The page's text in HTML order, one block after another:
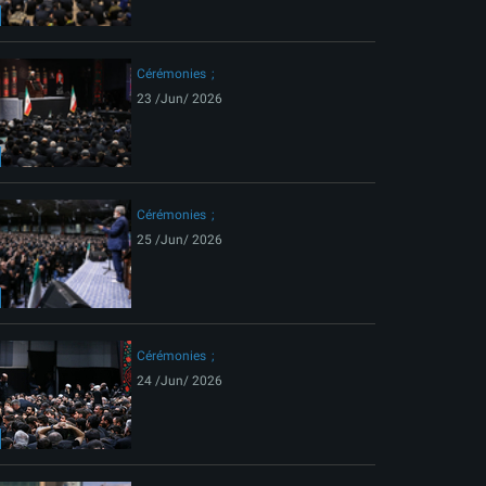
Cérémonies
23 /Jun/ 2026
Cérémonies
25 /Jun/ 2026
Cérémonies
24 /Jun/ 2026